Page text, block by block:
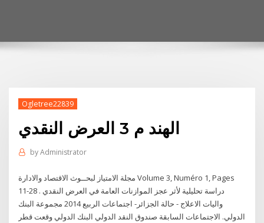
Ogletree22839
الهند م 3 العرض النقدي
byAdministrator
مجلة الامتياز لبحــوث الاقتصاد والادارة Volume 3, Numéro 1, Pages
11-28 . دراسة تحليلية لأثر عجز الموازنات العامة في العرض النقدي
واليات الاعلاج - حالة الجزائر- اجتماعات الربيع 2014 مجموعة البنك
الدولي. الاجتماعات السابقة صندوق النقد الدولي البنك الدولي وقعت قطر